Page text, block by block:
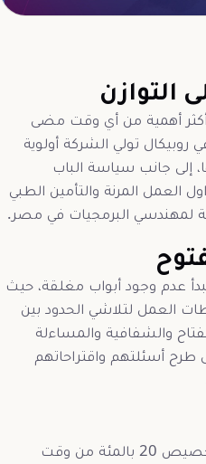
التوازن
أكثر أهمية من أي وقت مضى
روبيكال تولي الشركة أولوية
إلى جانب سياسة الباب
العمل المرنة والتأمين الطبي
لمهندسي البرمجيات في مصر.
عدم وجود أبواب مغلقة، حيث
العمل لتلاشي الحدود بين
والشفافية والمساءلة
أسئلتهم واقتراحاتهم
تشجّع روبيكال موظفيها على تخصيص 20 بالمئة من وقت